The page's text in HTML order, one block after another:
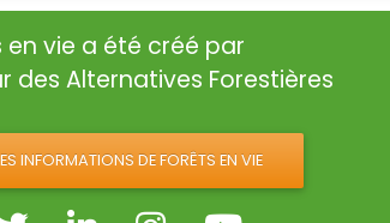
en vie a été créé par
des Alternatives Forestières
INFORMATIONS DE FORÊTS EN VIE